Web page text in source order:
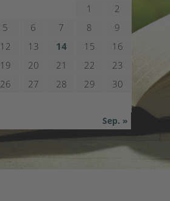
1
2
5 6 7 8
9
12 13 14 15
16
19 20 21 22
23
26 27 28 29
30
Sep. »